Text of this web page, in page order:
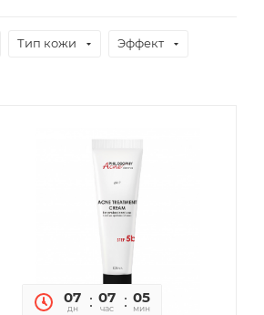
Тип кожи Эффект
07
дн
07
час
05
мин